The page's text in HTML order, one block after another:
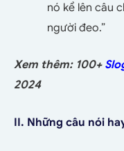
nó kể lên câu
người đeo.”
Xem thêm: 100+
2024
II. Những câu nói